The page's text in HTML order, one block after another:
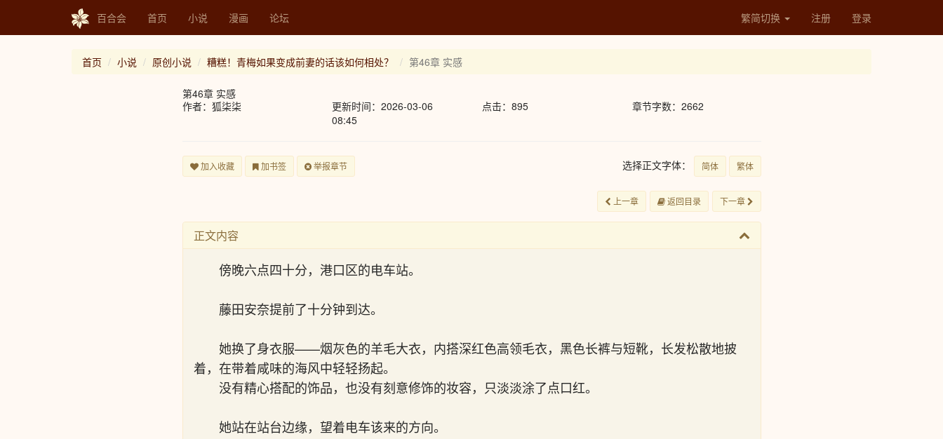
百合会 首页 小说 漫画 论坛 繁简切换 注册 登录
首页 小说 原创小说 糟糕！青梅如果变成前妻的话该如何相处？ 第46章 实感
第46章 实感
作者：狐柒柒
更新时间：2026-03-06
08:45
点击：895 章节字数：2662
加入收藏 加书签 举报章节 选择正文字体： 简体 繁体
上一章 返回目录 下一章
正文内容
傍晚六点四十分，港口区的电车站。
藤田安奈提前了十分钟到达。
她换了身衣服——烟灰色的羊毛大衣，内搭深红色高领毛衣，黑色长裤与短靴，长发松散地披
着，在带着咸味的海风中轻轻扬起。
没有精心搭配的饰品，也没有刻意修饰的妆容，只淡淡涂了点口红。
她站在站台边缘，望着电车该来的方向。